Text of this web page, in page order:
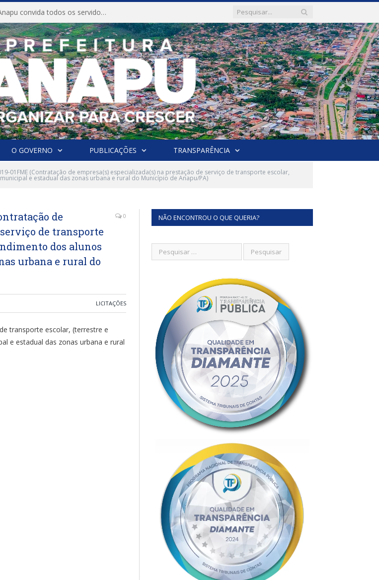
CONVITE A Prefeitura Municipal de Anapu convida todos os servidores públicos municipais para participarem da Audiência Pública de discussão da Lei de Diretrizes Orçamentárias (LDO), importante instrumento de planejamento das ações e investimentos da Administração Pública para o próximo exercício financeiro.
O GOVERNO PUBLICAÇÕES TRANSPARÊNCIA
2019-01FME (Contratação de empresa(s) especializada(s) na prestação de serviço de transporte escolar,
e estadual das zonas urbana e rural do Município de Anapu/PA)
de
de transporte
dos alunos
urbana e rural do
0
LICITAÇÕES
transporte escolar, (terrestre e
e estadual das zonas urbana e rural
NÃO ENCONTROU O QUE QUERIA?